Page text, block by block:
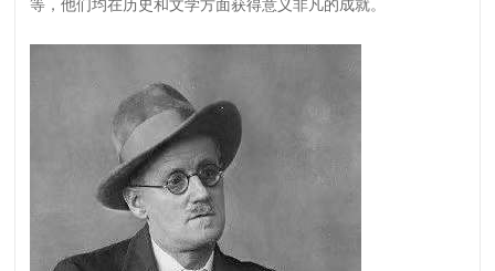
等，他们均在历史和文学方面获得意义非凡的成就。